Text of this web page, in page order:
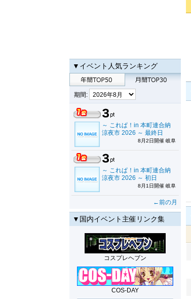
▼イベント人気ランキング
期間:
～ これぱ！in 本町連合納
涼夜市 2026 ～ 最終日
8月2日開催 岐阜
～ これぱ！in 本町連合納
涼夜市 2026 ～ 初日
8月1日開催 岐阜
←前の月
▼国内イベント主催リンク集
コスプレヘブン
COS-DAY